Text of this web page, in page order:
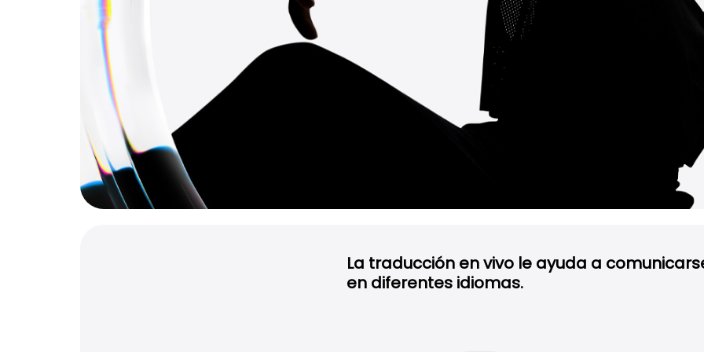
La traducción en vivo le ayuda a
en diferentes idiomas.